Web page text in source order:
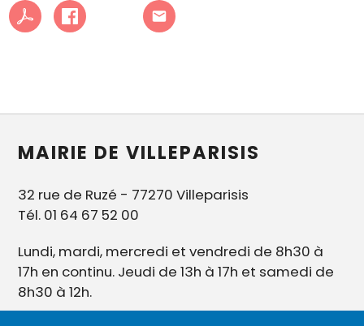
MAIRIE DE VILLEPARISIS
32 rue de Ruzé - 77270 Villeparisis
Tél. 01 64 67 52 00
Lundi, mardi, mercredi et vendredi de 8h30 à
17h en continu. Jeudi de 13h à 17h et samedi de
8h30 à 12h.